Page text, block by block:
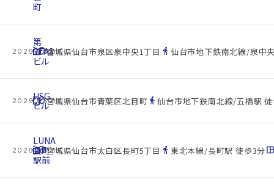
町
2026.08.07
cottage
第
3TAS
ビル
location_on宮城県仙台市泉区泉中央1丁目 directions_walk 仙台市地下鉄南北線/泉中
2026.08.07
cottage
HSG
ビル
location_on宮城県仙台市青葉区北目町 directions_walk仙台市地下鉄南北線/五橋駅
2026.08.07
cottage
LUNA
長町
駅前
location_on宮城県仙台市太白区長町5丁目 directions_walk 東北本線/長町駅 徒歩3分